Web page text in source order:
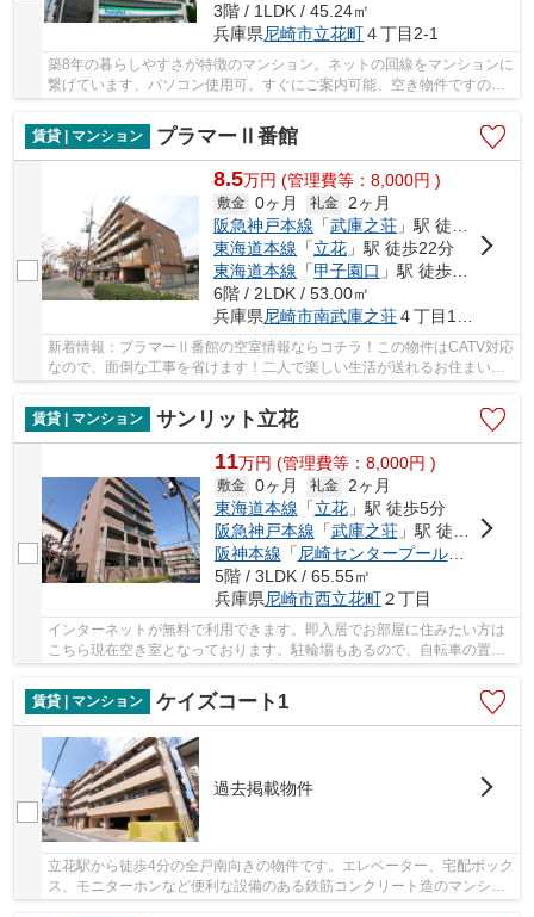
3階 / 1LDK / 45.24㎡
兵庫県尼崎市立花町４丁目2-1
築8年の暮らしやすさが特徴のマンション。ネットの回線をマンションに
繋げています、パソコン使用可。すぐにご案内可能、空き物件ですので
賃貸 | マンション
プラマーⅡ番館
8.5万円 (管理費等：8,000円 )
敷金 0ヶ月 礼金 2ヶ月
阪急神戸本線 「武庫之荘 」駅 徒歩18分
東海道本線 「立花 」駅 徒歩22分
東海道本線 「甲子園口 」駅 徒歩22分
6階 / 2LDK / 53.00㎡
兵庫県尼崎市南武庫之荘４丁目19-13
新着情報：プラマーⅡ番館の空室情報ならコチラ！この物件はCATV対応
なので、面倒な工事を省けます！二人で楽しい生活が送れるお住まいで
賃貸 | マンション
サンリット立花
11万円 (管理費等：8,000円 )
敷金 0ヶ月 礼金
2ヶ月
東海道本線 「立花」駅 徒歩5分
阪急神戸本線 「武庫之荘」駅 徒歩29分
阪神本線 「 尼崎センタープール前
5階 / 3LDK / 65.55㎡
兵庫県尼崎市西立花町２丁目
インターネットが無料で利用できます。即入居でお部屋に住みたい方は
こちら現在空き室となっております。駐輪場もあるので、自転車の置き
賃貸 | マンション
ケイズコート1
過去掲載物件
立花駅から徒歩4分の全戸南向きの物件です。エレベーター、宅配ボック
ス、モニターホンなど便利な設備のある鉄筋コンクリート造のマンショ